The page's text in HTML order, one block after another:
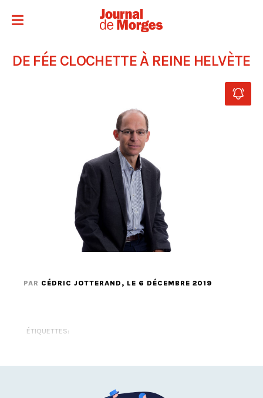
DE FÉE CLOCHETTE À REINE HELVÈTE
PAR CÉDRIC JOTTERAND , LE 6 DÉCEMBRE 2019
ÉTIQUETTES: